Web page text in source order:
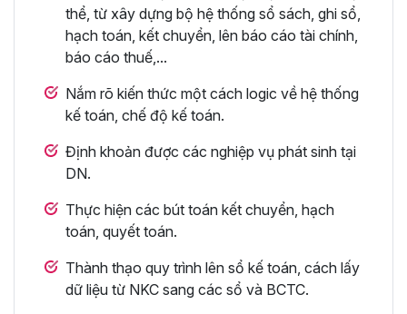
thể, từ xây dựng bộ hệ thống sổ sách, ghi sổ,
hạch toán, kết chuyển, lên báo cáo tài chính,
báo cáo thuế,...
Nắm rõ kiến thức một cách logic về hệ thống
kế toán, chế độ kế toán.
Định khoản được các nghiệp vụ phát sinh tại
DN.
Thực hiện các bút toán kết chuyển, hạch
toán, quyết toán.
Thành thạo quy trình lên sổ kế toán, cách lấy
dữ liệu từ NKC sang các sổ và BCTC.